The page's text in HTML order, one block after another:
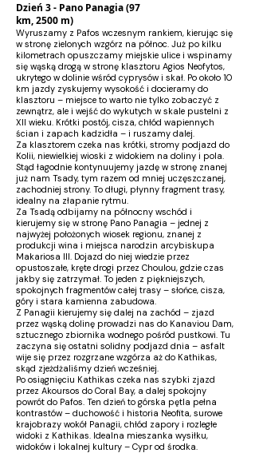
Dzień 3 - Pano Panagia (97
km, 2500 m)
Wyruszamy z Pafos wczesnym rankiem, kierując się
w stronę zielonych wzgórz na północ. Już po kilku
kilometrach opuszczamy miejskie ulice i wspinamy
się wąską drogą w stronę klasztoru Agios Neofytos,
ukrytego w dolinie wśród cyprysów i skał. Po około 10
km jazdy zyskujemy wysokość i docieramy do
klasztoru – miejsce to warto nie tylko zobaczyć z
zewnątrz, ale i wejść do wykutych w skale pustelni z
XII wieku. Krótki postój, cisza, chłód wapiennych
ścian i zapach kadzidła – i ruszamy dalej.
Za klasztorem czeka nas krótki, stromy podjazd do
Kolii, niewielkiej wioski z widokiem na doliny i pola.
Stąd łagodnie kontynuujemy jazdę w stronę znanej
już nam Tsady, tym razem od mniej uczęszczanej,
zachodniej strony. To długi, płynny fragment trasy,
idealny na złapanie rytmu.
Za Tsadą odbijamy na północny wschód i
kierujemy się w stronę Pano Panagia – jednej z
najwyżej położonych wiosek regionu, znanej z
produkcji wina i miejsca narodzin arcybiskupa
Makariosa III. Dojazd do niej wiedzie przez
opustoszałe, kręte drogi przez Choulou, gdzie czas
jakby się zatrzymał. To jeden z piękniejszych,
spokojnych fragmentów całej trasy – słońce, cisza,
góry i stara kamienna zabudowa.
Z Panagii kierujemy się dalej na zachód – zjazd
przez wąską dolinę prowadzi nas do Kanaviou Dam,
sztucznego zbiornika wodnego pośród pustkowi. Tu
zaczyna się ostatni solidny podjazd dnia – asfalt
wije się przez rozgrzane wzgórza aż do Kathikas,
skąd zjeżdżaliśmy dzień wcześniej.
Po osiągnięciu Kathikas czeka nas szybki zjazd
przez Akoursos do Coral Bay, a dalej spokojny
powrót do Pafos. Ten dzień to górska pętla pełna
kontrastów – duchowość i historia Neofita, surowe
krajobrazy wokół Panagii, chłód zapory i rozległe
widoki z Kathikas. Idealna mieszanka wysiłku,
widoków i lokalnej kultury – Cypr od środka.